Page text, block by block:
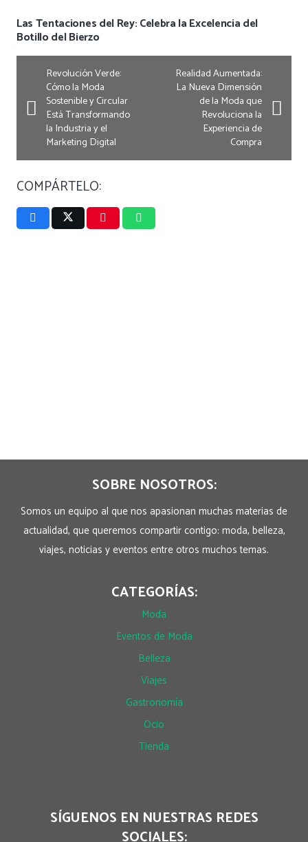
Las Tentaciones del Rey: Celebra la Excelencia del
Botillo del Bierzo
Revolución Verde:
Cómo la Moda
Sostenible y Circular
Está Transformando
la Industria y el
Marketing Digital
Realidad Aumentada:
La Nueva Dimensión
de la Moda que
Revoluciona la
Experiencia de
Compra
COMPÁRTELO:
SOBRE NOSOTROS:
Somos un equipo al que nos apasionan muchas materias de
actualidad, que queremos compartir contigo: moda, belleza,
viajes, noticias y eventos entre otros muchos temas.
CATEGORÍAS:
Moda
Eventos de Moda
Belleza
Viajes
Gastronomía
Ocio
Tienda
SÍGUENOS EN NUESTRAS REDES